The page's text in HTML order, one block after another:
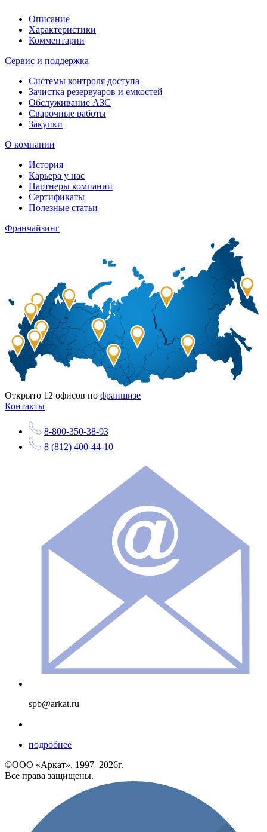
Описание
Характеристики
Комментарии
Сервис и поддержка
Системы контроля доступа
Зачистка резервуаров и емкостей
Обслуживание АЗС
Сварочные работы
Закупки
О компании
История
Карьера у нас
Партнеры компании
Сертификаты
Полезные статьи
Франчайзинг
Открыто 12 офисов по франшизе
Контакты
8-800-350-38-93
8 (812) 400-44-10
spb@arkat.ru
подробнее
©ООО «Аркат», 1997–2026г.
Все права защищены.